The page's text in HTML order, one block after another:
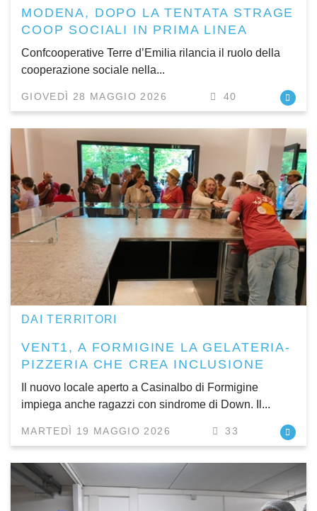
MODENA, DOPO LA TENTATA STRAGE
COOP SOCIALI IN PRIMA LINEA
Confcooperative Terre d’Emilia rilancia il ruolo della
cooperazione sociale nella...
GIOVEDÌ 28 MAGGIO 2026 40
DAI TERRITORI
VENT1, A FORMIGINE LA GELATERIA-
PIZZERIA CHE CREA INCLUSIONE
Il nuovo locale aperto a Casinalbo di Formigine
impiega anche ragazzi con sindrome di Down. Il...
MARTEDÌ 19 MAGGIO 2026 33